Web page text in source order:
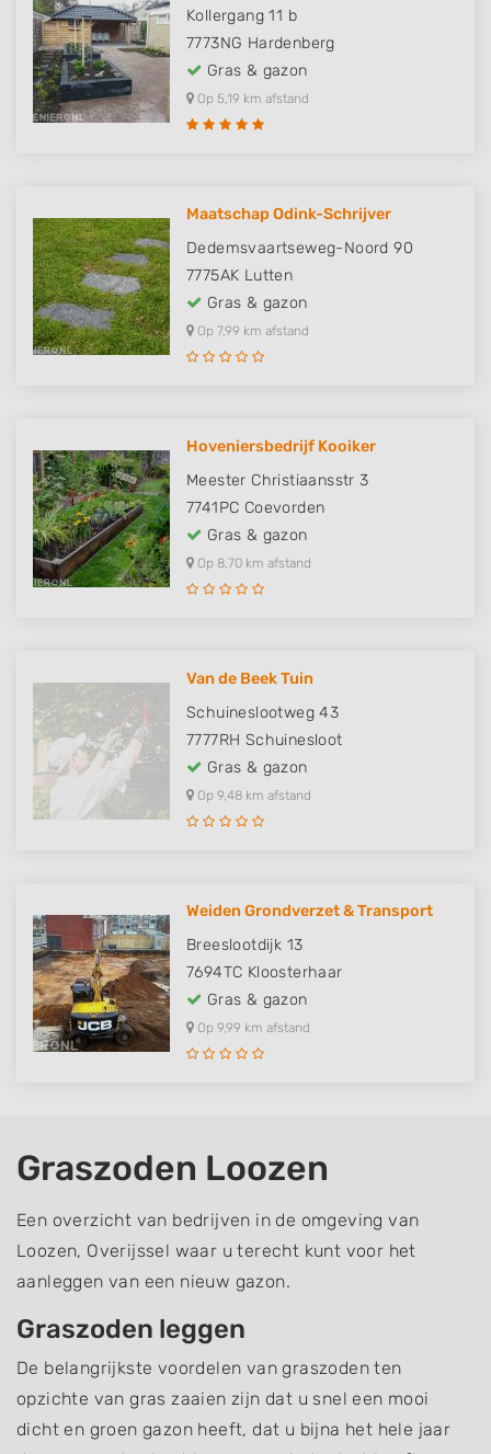
Kollergang 11 b
7773NG Hardenberg
Gras & gazon
Op 5,19 km afstand
Maatschap Odink-Schrijver
Dedemsvaartseweg-Noord 90
7775AK Lutten
Gras & gazon
Op 7,99 km afstand
Hoveniersbedrijf Kooiker
Meester Christiaansstr 3
7741PC Coevorden
Gras & gazon
Op 8,70 km afstand
Van de Beek Tuin
Schuineslootweg 43
7777RH Schuinesloot
Gras & gazon
Op 9,48 km afstand
Weiden Grondverzet & Transport
Breeslootdijk 13
7694TC Kloosterhaar
Gras & gazon
Op 9,99 km afstand
Graszoden Loozen
Een overzicht van bedrijven in de omgeving van
Loozen, Overijssel waar u terecht kunt voor het
aanleggen van een nieuw gazon.
Graszoden leggen
De belangrijkste voordelen van graszoden ten
opzichte van gras zaaien zijn dat u snel een mooi
dicht en groen gazon heeft, dat u bijna het hele jaar